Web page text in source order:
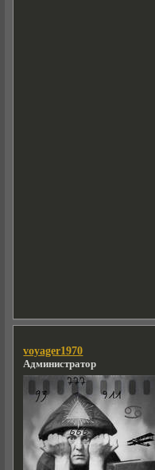
voyager1970
Администратор